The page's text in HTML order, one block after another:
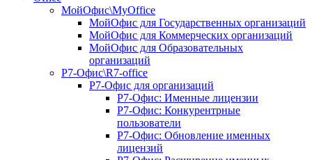
МойОфис\MyOffice
МойОфис для Государственных организаций
МойОфис для Коммерческих организаций
МойОфис для Образовательных
организаций
Р7-Офис\R7-office
Р7-Офис для организаций
Р7-Офис: Именные лицензии
Р7-Офис: Конкурентрные
пользователи
Р7-Офис: Обновление именных
лицензий